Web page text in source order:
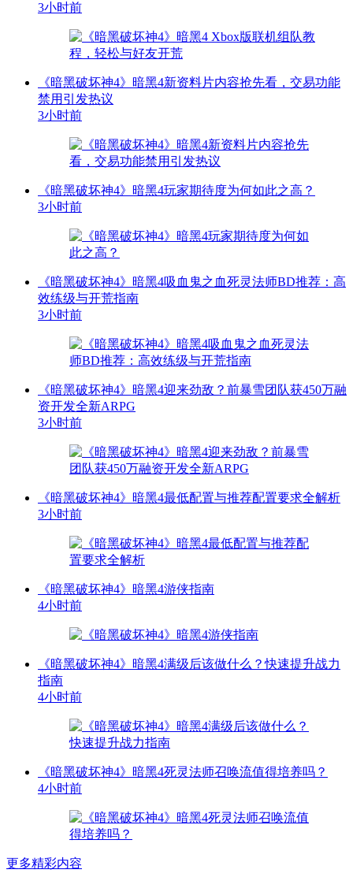
3小时前
《暗黑破坏神4》暗黑4新资料片内容抢先看，交易功能
禁用引发热议
3小时前
《暗黑破坏神4》暗黑4玩家期待度为何如此之高？
3小时前
《暗黑破坏神4》暗黑4吸血鬼之血死灵法师BD推荐：高
效练级与开荒指南
3小时前
《暗黑破坏神4》暗黑4迎来劲敌？前暴雪团队获450万融
资开发全新ARPG
3小时前
《暗黑破坏神4》暗黑4最低配置与推荐配置要求全解析
3小时前
《暗黑破坏神4》暗黑4游侠指南
4小时前
《暗黑破坏神4》暗黑4满级后该做什么？快速提升战力
指南
4小时前
《暗黑破坏神4》暗黑4死灵法师召唤流值得培养吗？
4小时前
更多精彩内容